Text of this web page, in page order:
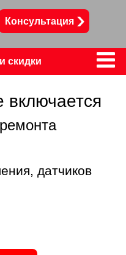
Консультация
скидки
включается
датчиков